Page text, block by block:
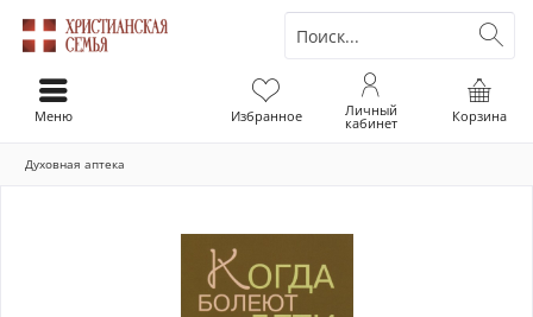
Корзина
Избранное Личный
кабинет
Меню
Духовная аптека